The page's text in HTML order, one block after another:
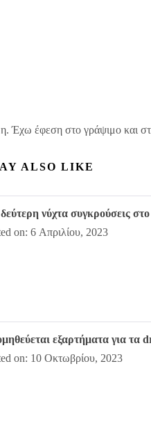
Έχω έφεση στο γράψιμο και
ALSO LIKE
νύχτα συγκρούσεις
on: 6 Απριλίου, 2023
εξαρτήματα για τα
on: 10 Οκτωβρίου, 2023